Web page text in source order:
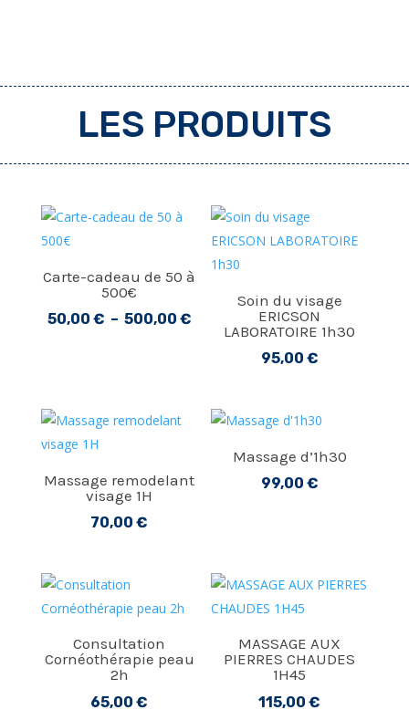
LES PRODUITS
Carte-cadeau de 50 à
500€
50,00 € – 500,00 €Plage
Soin du visage
ERICSON
LABORATOIRE 1h30
95,00 €
Massage remodelant
visage 1H
70,00€
Massage d’1h30
99,00 €
Consultation
Cornéothérapie peau
2h
65,00€
MASSAGE AUX
PIERRES CHAUDES
1H45
115,00€